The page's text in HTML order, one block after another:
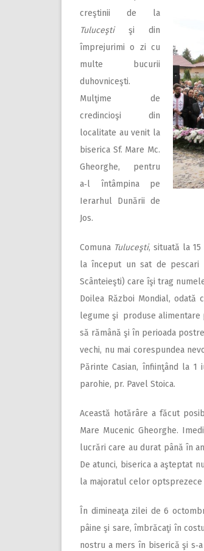
creştinii de la
Tuluceştişi din
împrejurimi o zi cu
multe bucurii
duhovniceşti.
Mulţime de
credincioşi din
localitate au venit la
biserica Sf. Mare Mc.
Gheorghe, pentru
a‑l întâmpina pe
Ierarhul Dunării de
Jos.
Comuna Tuluceşti, situată la
la început un sat de pescari
Scânteieşti) care îşi trag
Doilea Război Mondial,
legume şi produse alimentare
să rămână şi în perioada
vechi, nu mai corespundea
Părinte Casian, înfiinţând la
parohie, pr. Pavel Stoica.
Această hotărâre a făcut
Mare Mucenic Gheorghe.
lucrări care au durat până în
De atunci, biserica a aşteptat
la majoratul celor optsprezece
În dimineaţa zilei de 6
pâine şi sare, îmbrăcaţi în
nostru a mers în biserică şi